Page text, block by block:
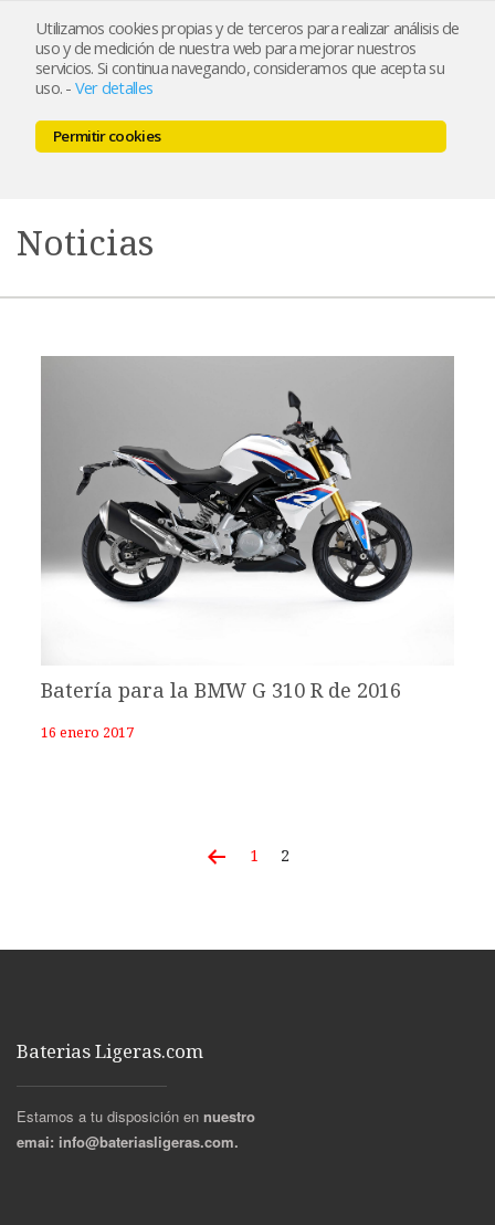
Utilizamos cookies propias y de terceros para realizar análisis de
uso y de medición de nuestra web para mejorar nuestros
servicios. Si continua navegando, consideramos que acepta su
uso. - Ver detalles
Permitir cookies
MENU
Noticias
Batería para la BMW G 310 R de 2016
16 enero 2017
1 2
Baterias Ligeras.com
Estamos a tu disposición en nuestro
emai: info@bateriasligeras.com.